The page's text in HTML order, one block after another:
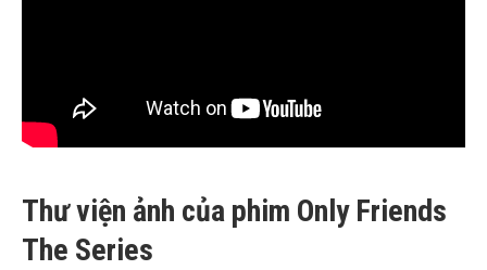
Thư viện ảnh của phim Only Friends
The Series